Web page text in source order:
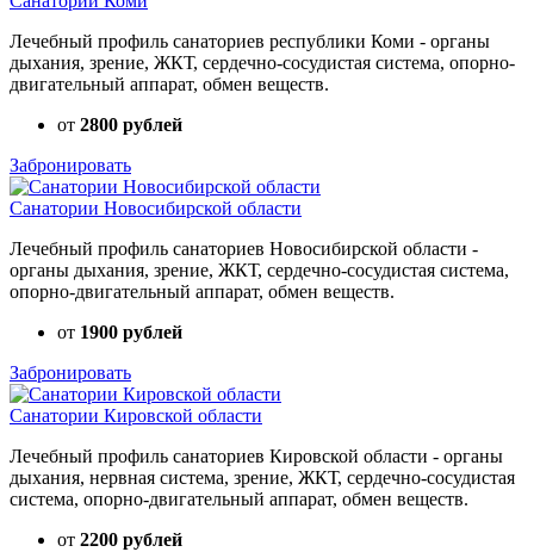
Лечебный профиль санаториев республики Коми - органы
дыхания, зрение, ЖКТ, сердечно-сосудистая система, опорно-
двигательный аппарат, обмен веществ.
от 2800 рублей
Забронировать
Санатории Новосибирской области
Лечебный профиль санаториев Новосибирской области -
органы дыхания, зрение, ЖКТ, сердечно-сосудистая система,
опорно-двигательный аппарат, обмен веществ.
от 1900 рублей
Забронировать
Санатории Кировской области
Лечебный профиль санаториев Кировской области - органы
дыхания, нервная система, зрение, ЖКТ, сердечно-сосудистая
система, опорно-двигательный аппарат, обмен веществ.
от 2200 рублей